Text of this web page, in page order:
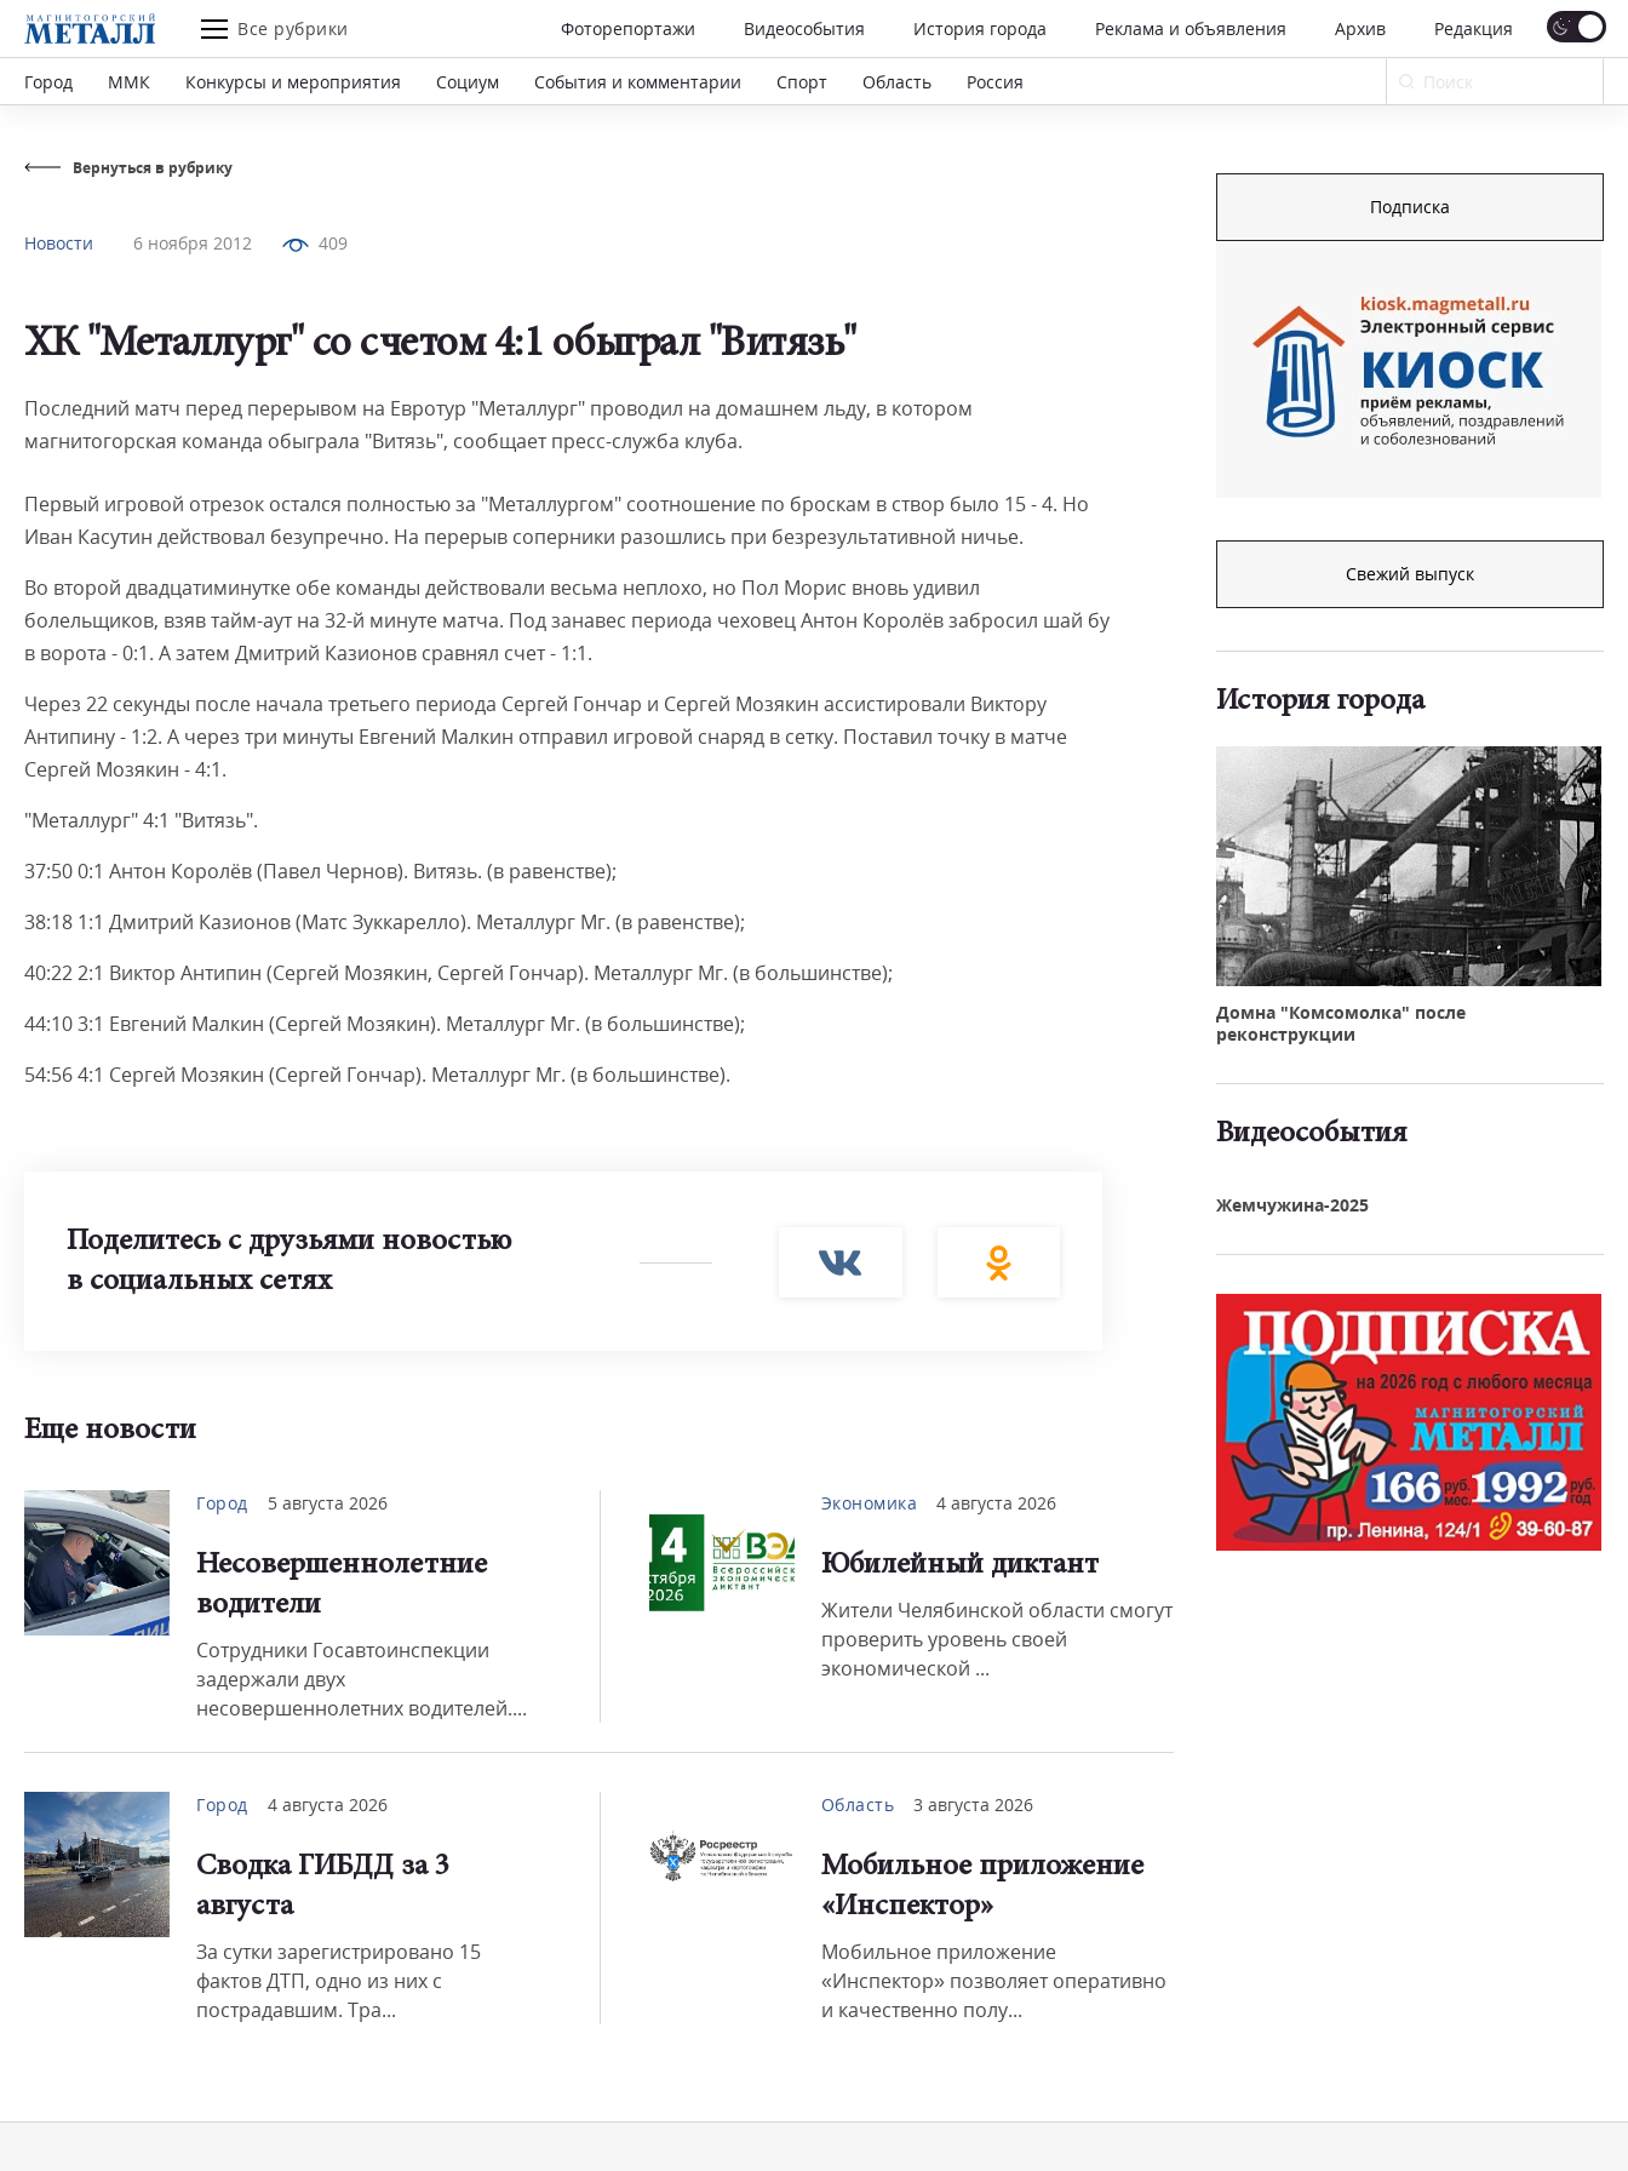
Все рубрики Фоторепортажи Видеособытия История города Реклама и объявления Архив Редакция
Город ММК Конкурсы и мероприятия Социум События и комментарии Спорт Область Россия
Вернуться в рубрику
Новости 6 ноября 2012 409
ХК "Металлург" со счетом 4:1 обыграл "Витязь"
Последний матч перед перерывом на Евротур "Металлург" проводил на домашнем льду, в котором
магнитогорская команда обыграла "Витязь", сообщает пресс-служба клуба.
Первый игровой отрезок остался полностью за "Металлургом" соотношение по броскам в створ было 15 - 4. Но
Иван Касутин действовал безупречно. На перерыв соперники разошлись при безрезультативной ничье.
Во второй двадцатиминутке обе команды действовали весьма неплохо, но Пол Морис вновь удивил
болельщиков, взяв тайм-аут на 32-й минуте матча. Под занавес периода чеховец Антон Королёв забросил шай бу
в ворота - 0:1. А затем Дмитрий Казионов сравнял счет - 1:1.
Через 22 секунды после начала третьего периода Сергей Гончар и Сергей Мозякин ассистировали Виктору
Антипину - 1:2. А через три минуты Евгений Малкин отправил игровой снаряд в сетку. Поставил точку в матче
Сергей Мозякин - 4:1.
"Металлург" 4:1 "Витязь".
37:50 0:1 Антон Королёв (Павел Чернов). Витязь. (в равенстве);
38:18 1:1 Дмитрий Казионов (Матс Зуккарелло). Металлург Мг. (в равенстве);
40:22 2:1 Виктор Антипин (Сергей Мозякин, Сергей Гончар). Металлург Мг. (в большинстве);
44:10 3:1 Евгений Малкин (Сергей Мозякин). Металлург Мг. (в большинстве);
54:56 4:1 Сергей Мозякин (Сергей Гончар). Металлург Мг. (в большинстве).
Поделитесь с друзьями новостью
в социальных сетях
Еще новости
Город 5 августа 2026
Несовершеннолетние
водители
Сотрудники Госавтоинспекции
задержали двух
несовершеннолетних водителей....
Экономика 4 августа 2026
Юбилейный диктант
Жители Челябинской области смогут
проверить уровень своей
экономической ...
Город 4 августа 2026
Сводка ГИБДД за 3
августа
За сутки зарегистрировано 15
фактов ДТП, одно из них с
пострадавшим. Тра...
Область 3 августа 2026
Мобильное приложение
«Инспектор»
Мобильное приложение
«Инспектор» позволяет оперативно
и качественно полу...
Подписка
Свежий выпуск
История города
Домна "Комсомолка" после
реконструкции
Видеособытия
Жемчужина-2025